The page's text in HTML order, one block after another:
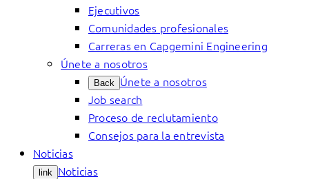
Ejecutivos
Comunidades profesionales
Carreras en Capgemini Engineering
Únete a nosotros
Back Únete a nosotros
Job search
Proceso de reclutamiento
Consejos para la entrevista
Noticias
link Noticias